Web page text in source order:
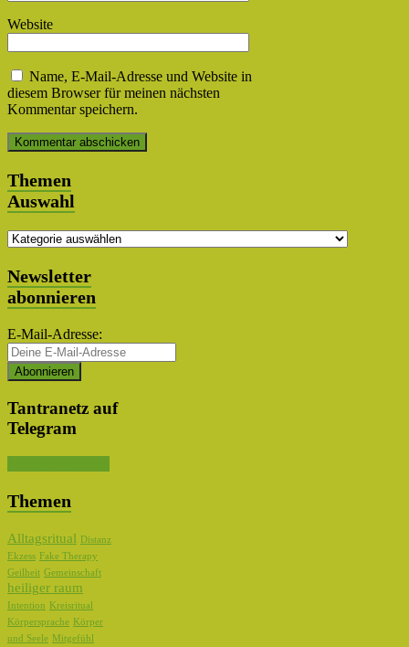
Website
Name, E-Mail-Adresse und Website in
diesem Browser für meinen nächsten
Kommentar speichern.
Themen
Auswahl
Themen
Newsletter
abonnieren
E-Mail-Adresse:
Tantranetz auf
Telegram
Themen
Alltagsritual
Distanz
Ekzess Fake Therapy
Geilheit Gemeinschaft
heiliger raum
Intention
Kreisritual
Körpersprache Körper
und Seele Mitgefühl